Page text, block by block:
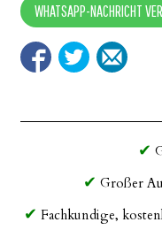
WHATSAPP-NACHRICHT
Großer
Fachkundige,